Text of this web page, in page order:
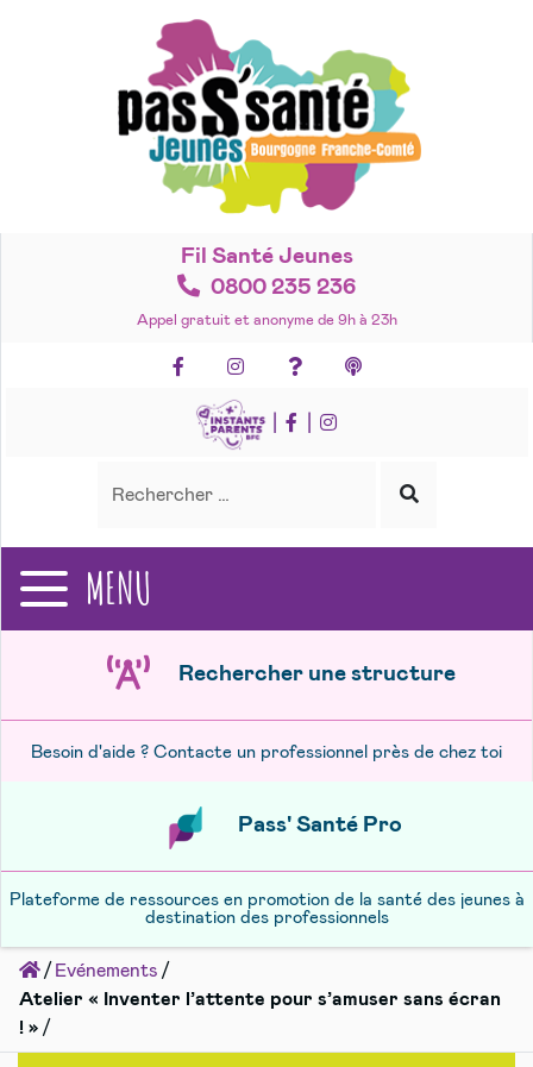
Fil Santé Jeunes
0800 235 236
Appel gratuit et anonyme de 9h à 23h
FacebookInstagramFoire aux questions
Lancer
recherche
MENU
Rechercher une structure
Besoin d'aide ? Contacte un professionnel près de chez toi
Pass' Santé Pro
Plateforme de ressources en promotion de la santé des jeunes à
destination des professionnels
Accueil
Evénements
Atelier « Inventer l’attente pour s’amuser sans écran
! »